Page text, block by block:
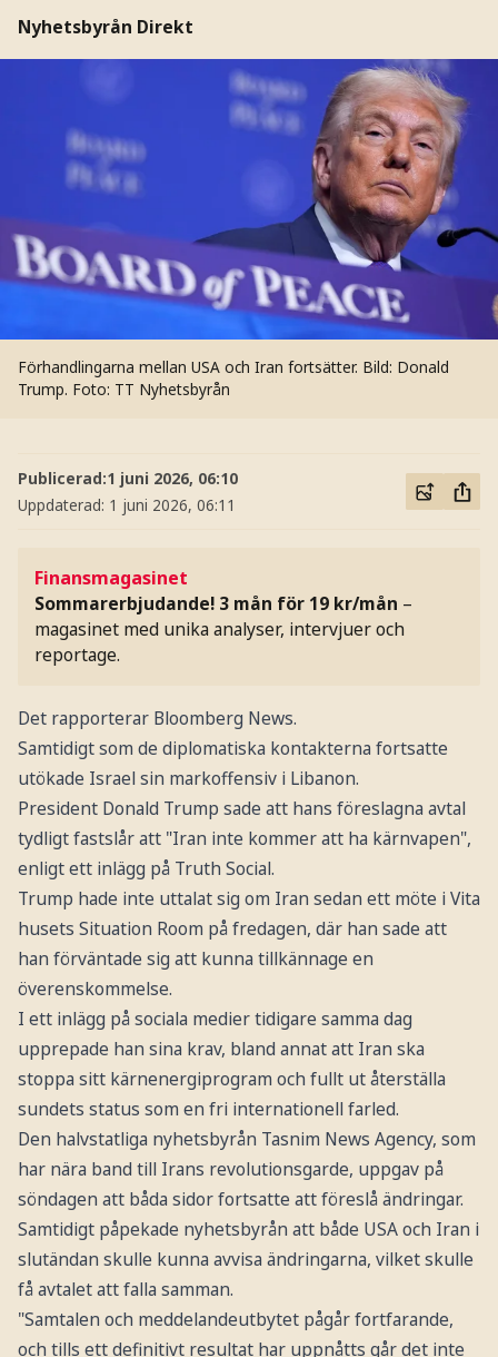
Nyhetsbyrån Direkt
Förhandlingarna mellan USA och Iran fortsätter. Bild: Donald
Trump. Foto: TT Nyhetsbyrån
Publicerad:1 juni 2026, 06:10
Uppdaterad: 1 juni 2026, 06:11
Finansmagasinet
Sommarerbjudande! 3 mån för 19 kr/mån –
magasinet med unika analyser, intervjuer och
reportage.
Det rapporterar Bloomberg News.
Samtidigt som de diplomatiska kontakterna fortsatte
utökade Israel sin markoffensiv i Libanon.
President Donald Trump sade att hans föreslagna avtal
tydligt fastslår att "Iran inte kommer att ha kärnvapen",
enligt ett inlägg på Truth Social.
Trump hade inte uttalat sig om Iran sedan ett möte i Vita
husets Situation Room på fredagen, där han sade att
han förväntade sig att kunna tillkännage en
överenskommelse.
I ett inlägg på sociala medier tidigare samma dag
upprepade han sina krav, bland annat att Iran ska
stoppa sitt kärnenergiprogram och fullt ut återställa
sundets status som en fri internationell farled.
Den halvstatliga nyhetsbyrån Tasnim News Agency, som
har nära band till Irans revolutionsgarde, uppgav på
söndagen att båda sidor fortsatte att föreslå ändringar.
Samtidigt påpekade nyhetsbyrån att både USA och Iran i
slutändan skulle kunna avvisa ändringarna, vilket skulle
få avtalet att falla samman.
"Samtalen och meddelandeutbytet pågår fortfarande,
och tills ett definitivt resultat har uppnåtts går det inte